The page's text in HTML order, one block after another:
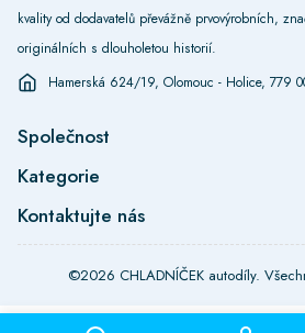
kvality od dodavatelů převážně prvovýrobních,
originálních s dlouholetou historií.
Hamerská 624/19, Olomouc - Holice, 779
Společnost
Kategorie
Kontaktujte nás
©2026 CHLADNÍČEK autodíly.